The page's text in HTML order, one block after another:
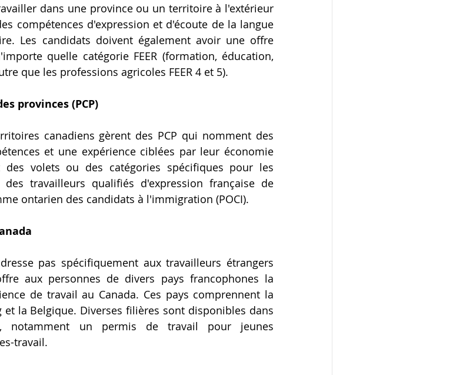
dans une province ou un territoire à l'extérieur
compétences d'expression et d'écoute de la langue
Les candidats doivent également avoir une offre
quelle catégorie FEER (formation, éducation,
que les professions agricoles FEER 4 et 5).
provinces (PCP)
canadiens gèrent des PCP qui nomment des
et une expérience ciblées par leur économie
des volets ou des catégories spécifiques pour les
travailleurs qualifiés d'expression française de
ontarien des candidats à l'immigration (POCI).
pas spécifiquement aux travailleurs étrangers
aux personnes de divers pays francophones la
de travail au Canada. Ces pays comprennent la
et la Belgique. Diverses filières sont disponibles dans
notamment un permis de travail pour jeunes
travail.